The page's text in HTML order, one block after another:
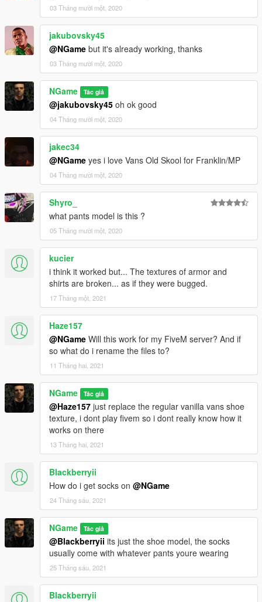
03 Tháng mười một, 2020
jakubovsky45
@NGame but it's already working, thanks
03 Tháng mười một, 2020
NGame Tác giả
@jakubovsky45 oh ok good
04 Tháng mười một, 2020
jakec34
@NGame yes i love Vans Old Skool for Franklin/MP
04 Tháng mười một, 2020
Shyro_
what pants model is this ?
05 Tháng mười một, 2020
kucier
i think it worked but... The textures of armor and
shirts are broken... as if they were bugged.
17 Tháng một, 2021
Haze157
@NGame Will this work for my FiveM server? And if
so what do i rename the files to?
11 Tháng hai, 2021
NGame Tác giả
@Haze157 just replace the regular vanilla vans shoe
texture, i dont play fivem so i dont really know how it
works on there
13 Tháng hai, 2021
Blackberryii
How do i get socks on @NGame
24 Tháng sáu, 2021
NGame Tác giả
@Blackberryii its just the shoe model, the socks
usually come with whatever pants youre wearing
25 Tháng sáu, 2021
Blackberryii